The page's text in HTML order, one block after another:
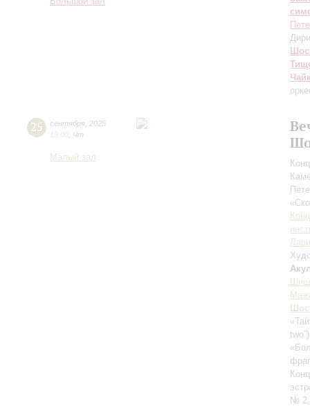
25 сентября 2025
19:00 Чт
Малый зал
№ 2,